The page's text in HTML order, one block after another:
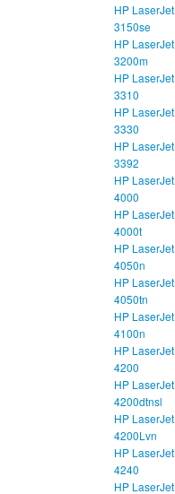
HP LaserJet
3150se
HP LaserJet
3200m
HP LaserJet
3310
HP LaserJet
3330
HP LaserJet
3392
HP LaserJet
4000
HP LaserJet
4000t
HP LaserJet
4050n
HP LaserJet
4050tn
HP LaserJet
4100n
HP LaserJet
4200
HP LaserJet
4200dtnsl
HP LaserJet
4200Lvn
HP LaserJet
4240
HP LaserJet